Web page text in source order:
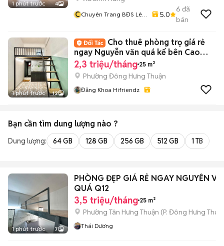
1 phút trước 4
CChuyên Trang BĐS Lê
5.0
6 đã
bán
1 phút trước 12
Cho thuê phòng trọ giá rẻ
ngay Nguyễn văn quá kế bên Cao
đẳng VOV
2,3 triệu/tháng 25 m²
Phường Đông Hưng Thuận
Đăng Khoa Hifriendz
Bạn cần tìm dung lượng nào ?
Dung lượng: 64 GB 128 GB 256 GB 512 GB 1 TB
1 phút trước 7
PHÒNG ĐẸP GIÁ RẺ NGAY NGUYỄN
QUÁ Q12
3,5 triệu/tháng 25 m²
Phường Tân Hưng Thuận (P. Đông Hưng
Thái Dương